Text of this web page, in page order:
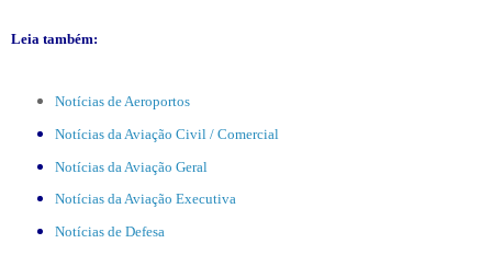
Leia também:
Notícias de Aeroportos
Notícias da Aviação Civil / Comercial
Notícias da Aviação Geral
Notícias da Aviação Executiva
Notícias de Defesa